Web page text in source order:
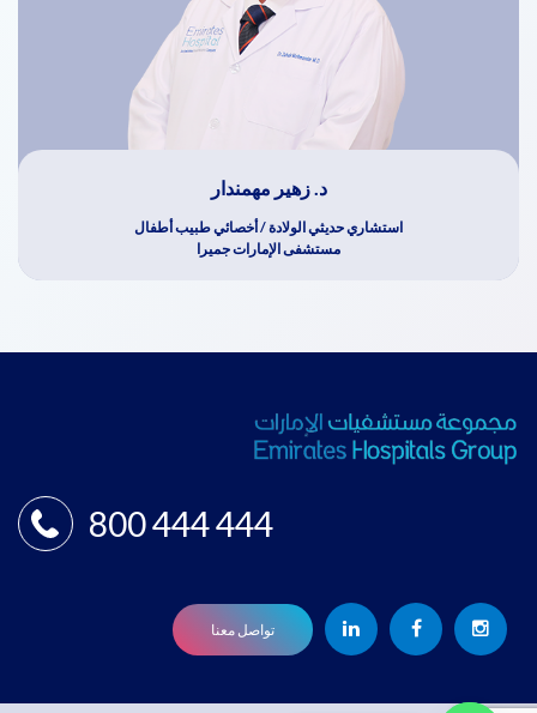
د. زهير مهمندار
استشاري حديثي الولادة / أخصائي طبيب أطفال
مستشفى الإمارات جميرا
800 444 444
تواصل معنا